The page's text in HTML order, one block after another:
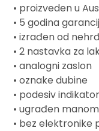
• proizveden u
• 5 godina
• izrađen od
• 2 nastavka za
• analogni zaslon
• oznake dubine
• podesiv
• ugrađen
• bez